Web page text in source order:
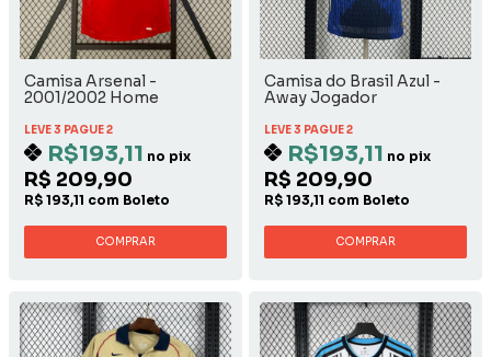
Camisa Arsenal -
2001/2002 Home
LEVE 3 PAGUE 2
R$193,11 no pix
R$ 209,90
R$ 193,11 com Boleto
COMPRAR
Camisa do Brasil Azul -
Away Jogador
LEVE 3 PAGUE 2
R$193,11 no pix
R$ 209,90
R$ 193,11 com Boleto
COMPRAR